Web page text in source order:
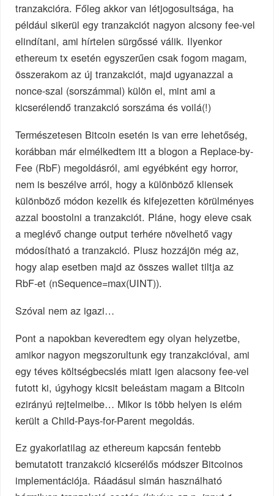
tranzakcióra. Főleg akkor van létjogosultsága, ha
például sikerül egy tranzakciót nagyon alcsony fee-vel
elindítani, ami hírtelen sürgőssé válik. Ilyenkor
ethereum tx esetén egyszerűen csak fogom magam,
összerakom az új tranzakciót, majd ugyanazzal a
nonce-szal (sorszámmal) külön el, mint ami a
kicserélendő tranzakció sorszáma és voilá(!)
Természetesen Bitcoin esetén is van erre lehetőség,
korábban már elmélkedtem itt a blogon a Replace-by-
Fee (RbF) megoldásról, ami egyébként egy horror,
nem is beszélve arról, hogy a különböző kliensek
különböző módon kezelik és kifejezetten körülményes
azzal boostolni a tranzakciót. Pláne, hogy eleve csak
a meglévő change output terhére növelhető vagy
módosítható a tranzakció. Plusz hozzájön még az,
hogy alap esetben majd az összes wallet tiltja az
RbF-et (nSequence=max(UINT)).
Szóval nem az igazi…
Pont a napokban keveredtem egy olyan helyzetbe,
amikor nagyon megszorultunk egy tranzakcióval, ami
egy téves költségbecslés miatt igen alacsony fee-vel
futott ki, úgyhogy kicsit beleástam magam a Bitcoin
ezirányú rejtelmeibe… Mikor is több helyen is elém
került a Child-Pays-for-Parent megoldás.
Ez gyakorlatilag az ethereum kapcsán fentebb
bemutatott tranzakció kicserélős módszer Bitcoinos
implementációja. Ráadásul simán használható